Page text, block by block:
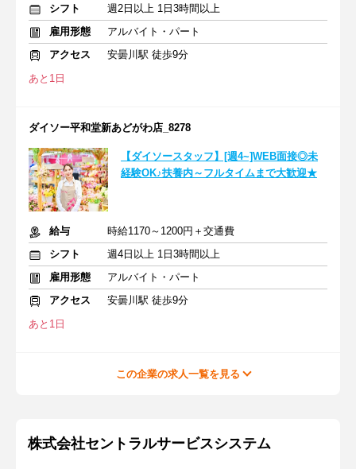
シフト
週2日以上 1日3時間以上
雇用形態
アルバイト・パート
アクセス
安曇川駅 徒歩9分
あと1日
ダイソー平和堂新あどがわ店_8278
【ダイソースタッフ】[週4~]WEB面接◎未
経験OK♪扶養内～フルタイムまで大歓迎★
給与
時給1170～1200円＋交通費
シフト
週4日以上 1日3時間以上
雇用形態
アルバイト・パート
アクセス
安曇川駅 徒歩9分
あと1日
この企業の求人一覧を見る
株式会社セントラルサービスシステム